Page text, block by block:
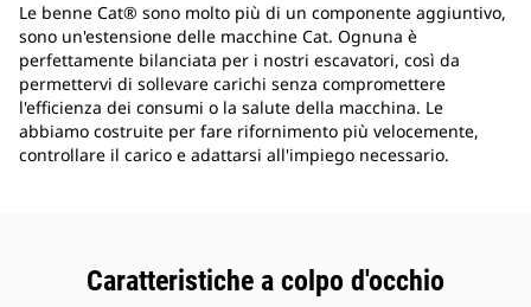
Le benne Cat® sono molto più di un componente aggiuntivo,
sono un'estensione delle macchine Cat. Ognuna è
perfettamente bilanciata per i nostri escavatori, così da
permettervi di sollevare carichi senza compromettere
l'efficienza dei consumi o la salute della macchina. Le
abbiamo costruite per fare rifornimento più velocemente,
controllare il carico e adattarsi all'impiego necessario.
Caratteristiche a colpo d'occhio